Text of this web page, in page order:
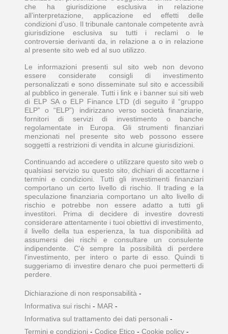
che ha giurisdizione esclusiva in relazione
all’interpretazione, applicazione ed effetti delle
condizioni d’uso. Il tribunale cantonale competente avrà
giurisdizione esclusiva su tutti i reclami o le
controversie derivanti da, in relazione a o in relazione
al presente sito web ed al suo utilizzo.
Le informazioni presenti sul sito web non devono
essere considerate consigli di investimento
personalizzati e sono disseminate sul sito e accessibili
al pubblico in generale. Tutti i link e i banner sui siti web
di ELP SA o ELP Finance LTD (di seguito il “gruppo
ELP” o “ELP”) indirizzano verso società finanziarie,
fornitori di servizi di investimento o banche
regolamentate in Europa. Gli strumenti finanziari
menzionati nel presente sito web possono essere
soggetti a restrizioni di vendita in alcune giurisdizioni.
Continuando ad accedere o utilizzare questo sito web o
qualsiasi servizio su questo sito, dichiari di accettarne i
termini e condizioni. Tutti gli investimenti finanziari
comportano un certo livello di rischio. Il trading e la
speculazione finanziaria comportano un alto livello di
rischio e potrebbe non essere adatto a tutti gli
investitori. Prima di decidere di investire dovresti
considerare attentamente i tuoi obiettivi di investimento,
il livello della tua esperienza, la tua disponibilità ad
assumersi dei rischi e consultare un consulente
indipendente. C'è sempre la possibilità di perdere
l'investimento, per intero o parte di esso. Quindi ti
suggeriamo di investire denaro che puoi permetterti di
perdere.
Dichiarazione di non responsabilità -
Informativa sui rischi - MAR -
Informativa sul trattamento dei dati personali -
Termini e condizioni - Codice Etico - Cookie policy -